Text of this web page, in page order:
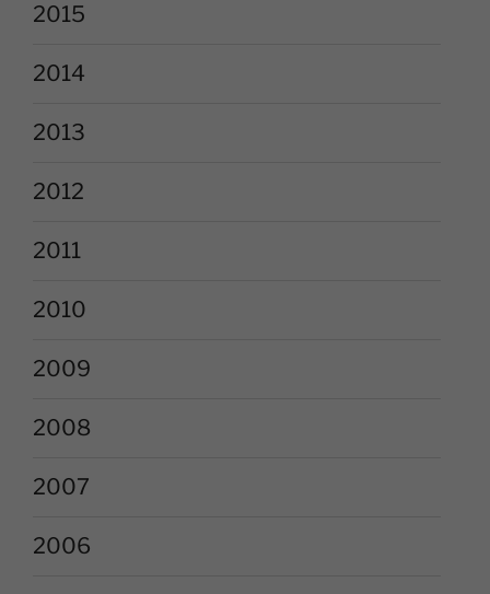
2015
2014
2013
2012
2011
2010
2009
2008
2007
2006